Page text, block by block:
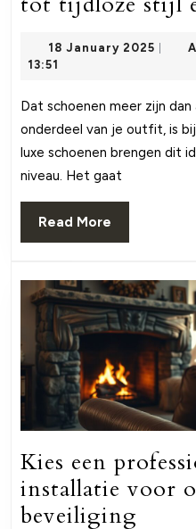
18 January 2025 18
13:51
Dat schoenen meer zijn dan alleen een noodzakelijk
onderdeel van je outfit, is
luxe schoenen brengen dit
niveau. Het gaat
Read More
More
Kies een
installatie voor
beveiliging